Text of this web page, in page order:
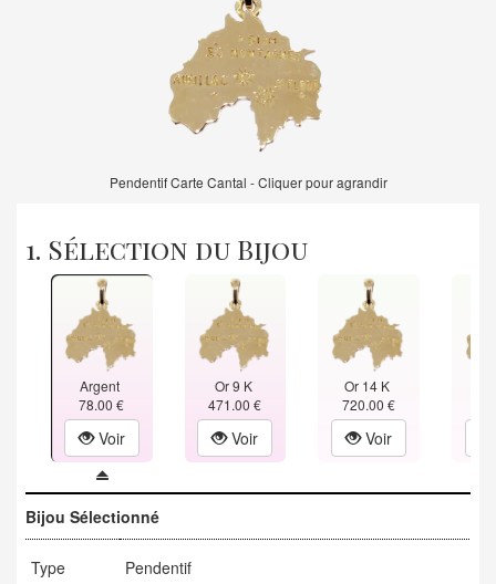
Pendentif Carte Cantal - Cliquer pour agrandir
1. Sélection du Bijou
Argent
78.00 €
Voir
Or 9 K
471.00 €
Voir
Or 14 K
720.00 €
Voir
Bijou Sélectionné
Type Pendentif